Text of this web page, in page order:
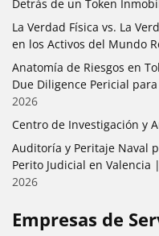
Detrás de un Token
La Verdad Física vs. La
en los Activos del Mundo
Anatomía de Riesgos en
Due Diligence Pericial
2026
Centro de Investigación y
Auditoría y Peritaje Naval
Perito Judicial en
2026
Empresas de